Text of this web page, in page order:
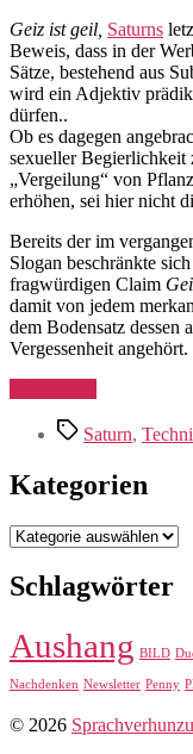
Geiz ist geil, Saturns
Beweis, dass in der
Sätze, bestehend aus
wird ein Adjektiv
dürfen..
Ob es dagegen
sexueller Begierlichkeit
„Vergeilung“ von
erhöhen, sei hier nicht
Bereits der im
Slogan beschränkte
fragwürdigen Claim
damit von jedem
dem Bodensatz dessen
Vergessenheit angehört.
Schlagwörter
Saturn,
Kategorien
Kategorien
Schlagwörter
Aushang BILD
Nachdenken Newsletter Penny
© 2026